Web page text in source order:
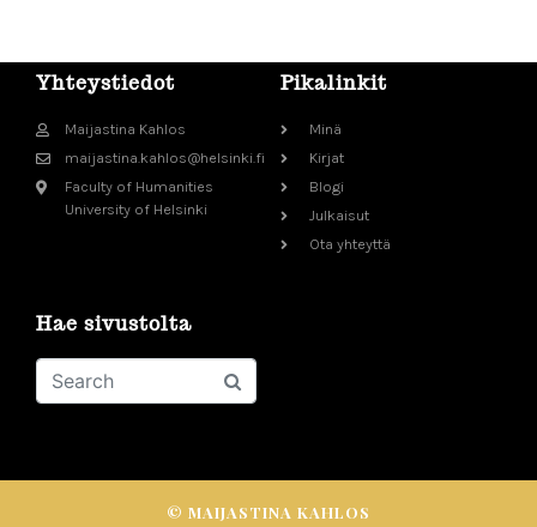
Yhteystiedot
Maijastina Kahlos
maijastina.kahlos@helsinki.fi
Faculty of Humanities
University of Helsinki
Pikalinkit
Minä
Kirjat
Blogi
Julkaisut
Ota yhteyttä
Hae sivustolta
© MAIJASTINA KAHLOS